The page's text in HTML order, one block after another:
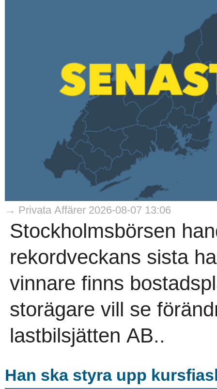
→ Privata Affärer 2026-08-07 13:06
Stockholmsbörsen
rekordveckans sista
vinnare finns
storägare vill se
lastbilsjätten AB..
Han ska styra upp